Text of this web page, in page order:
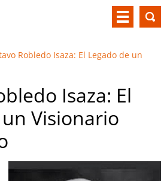
Robledo Isaza: El Legado de un
Isaza: El
Visionario